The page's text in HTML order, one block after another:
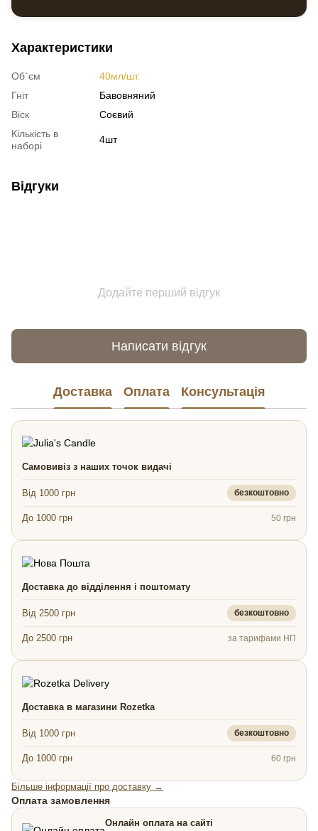
Соєва свічка лаванда
Характеристики
Об`єм
40мл/шт.
Гніт
Бавовняний
Віск
Соєвий
Кількість в
наборі
4шт
Відгуки
Додайте перший відгук
Написати відгук
Доставка Оплата Консультація
Самовивіз з наших точок видачі
Від 1000 грн безкоштовно
До 1000 грн 50 грн
Доставка до відділення і поштомату
Від 2500 грн безкоштовно
До 2500 грн за тарифами НП
Доставка в магазини Rozetka
Від 1000 грн безкоштовно
До 1000 грн 60 грн
Більше інформації про доставку →
Оплата замовлення
Онлайн оплата на сайті